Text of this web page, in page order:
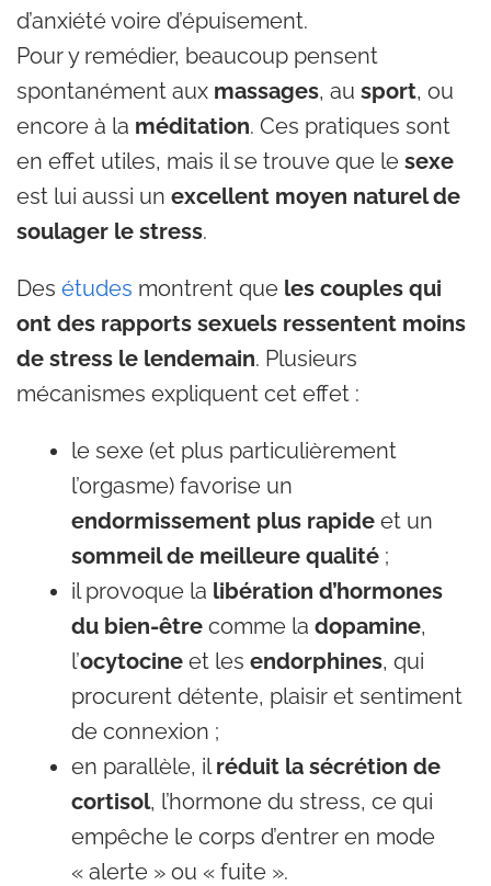
d’anxiété voire d’épuisement.
Pour y remédier, beaucoup pensent
spontanément aux massages, au sport, ou
encore à la méditation. Ces pratiques sont
en effet utiles, mais il se trouve que le sexe
est lui aussi un excellent moyen naturel de
soulager le stress.
Des études montrent que les couples qui
ont des rapports sexuels ressentent moins
de stress le lendemain. Plusieurs
mécanismes expliquent cet effet :
le sexe (et plus particulièrement
l’orgasme) favorise un
endormissement plus rapide et un
sommeil de meilleure qualité ;
il provoque la libération d’hormones
du bien-être comme la dopamine,
l’ocytocine et les endorphines, qui
procurent détente, plaisir et sentiment
de connexion ;
en parallèle, ilréduit la sécrétion de
cortisol, l’hormone du stress, ce qui
empêche le corps d’entrer en mode
« alerte » ou « fuite ».